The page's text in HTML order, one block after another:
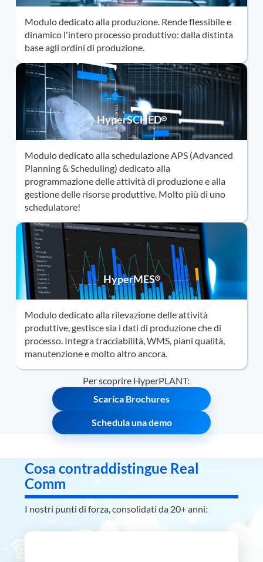
Modulo dedicato alla produzione. Rende flessibile e
dinamico l'intero processo produttivo: dalla distinta
base agli ordini di produzione.
HyperSCHED
Modulo dedicato alla schedulazione APS (Advanced
Planning & Scheduling) dedicato alla
programmazione delle attività di produzione e alla
gestione delle risorse produttive. Molto più di uno
schedulatore!
HyperMES
Modulo dedicato alla rilevazione delle attività
produttive, gestisce sia i dati di produzione che di
processo. Integra tracciabilità, WMS, piani qualità,
manutenzione e molto altro ancora.
Per scoprire HyperPLANT:
Scarica Brochures
Schedula una demo
Cosa contraddistingue Real
Comm
I nostri punti di forza, consolidati da 20+ anni: